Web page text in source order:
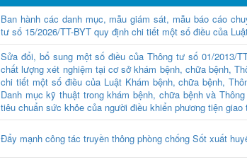
Ban hành các danh mục, mẫu giám sát, mẫu báo cáo
tư số 15/2026/TT-BYT quy định chi tiết một số điều của
Sửa đổi, bổ sung một số điều của Thông tư số 01/2013/
chất lượng xét nghiệm tại cơ sở khám bệnh, chữa bệnh,
chi tiết một số điều của Luật Khám bệnh, chữa bệnh,
Danh mục kỹ thuật trong khám bệnh, chữa bệnh và
tiêu chuẩn sức khỏe của người điều khiển phương tiện giao
Đẩy mạnh công tác truyền thông phòng chống Sốt xuất